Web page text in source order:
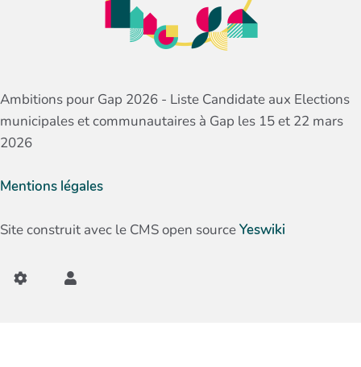
Ambitions pour Gap 2026 - Liste Candidate aux Elections
municipales et communautaires à Gap les 15 et 22 mars
2026
Mentions légales
Site construit avec le CMS open sourceYeswiki